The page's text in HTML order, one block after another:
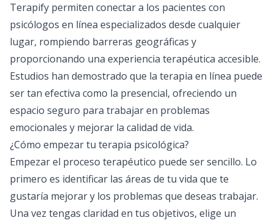
Terapify permiten conectar a los pacientes con
psicólogos en línea especializados desde cualquier
lugar, rompiendo barreras geográficas y
proporcionando una experiencia terapéutica accesible.
Estudios han demostrado que la terapia en línea puede
ser tan efectiva como la presencial, ofreciendo un
espacio seguro para trabajar en problemas
emocionales y mejorar la calidad de vida.
¿Cómo empezar tu terapia psicológica?
Empezar el proceso terapéutico puede ser sencillo. Lo
primero es identificar las áreas de tu vida que te
gustaría mejorar y los problemas que deseas trabajar.
Una vez tengas claridad en tus objetivos, elige un